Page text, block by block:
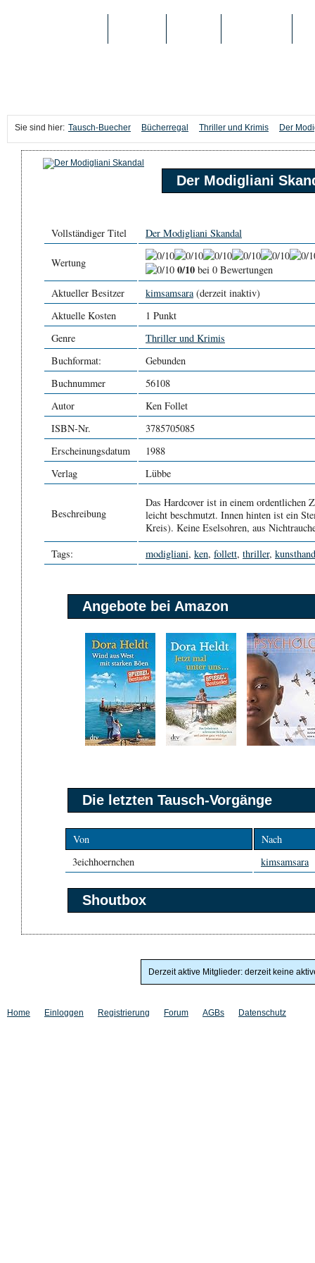
Sie sind hier: Tausch-Buecher Bücherregal Thriller und Krimis Der
Der Modigliani
Vollständiger Titel Der Modigliani Skandal
Wertung 0/10 bei 0 Bewertungen
Aktueller Besitzer
kimsamsara(derzeit inaktiv)
Aktuelle Kosten
1 Punkt
Genre
Thriller und Krimis
Buchformat:
Gebunden
Buchnummer
56108
Autor
Ken Follet
ISBN-Nr.
3785705085
Erscheinungsdatum
1988
Verlag
Lübbe
Beschreibung
Das Hardcover ist in einem ordentlichen
leicht beschmutzt. Innen hinten ist ein
Kreis). Keine Eselsohren, aus
Tags:
modigliani, ken, follett, thriller,
Angebote bei Amazon
Die letzten Tausch-Vorgänge
Von
Nach
3eichhoernchen
kimsamsara
Shoutbox
Derzeit aktive Mitglieder: derzeit keine
Home Einloggen Registrierung Forum AGBs Datenschutz